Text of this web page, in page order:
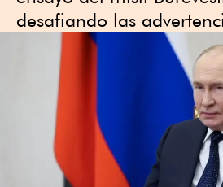
desafiando las